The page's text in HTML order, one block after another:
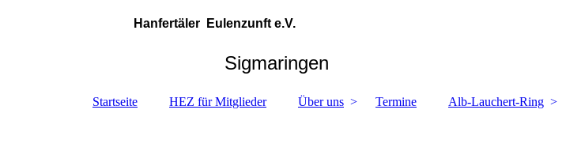
Hanfertäler Eulenzunft e.V.
Sigmaringen
Startseite HEZ für Mitglieder Über uns Termine Alb-Lauchert-Ring